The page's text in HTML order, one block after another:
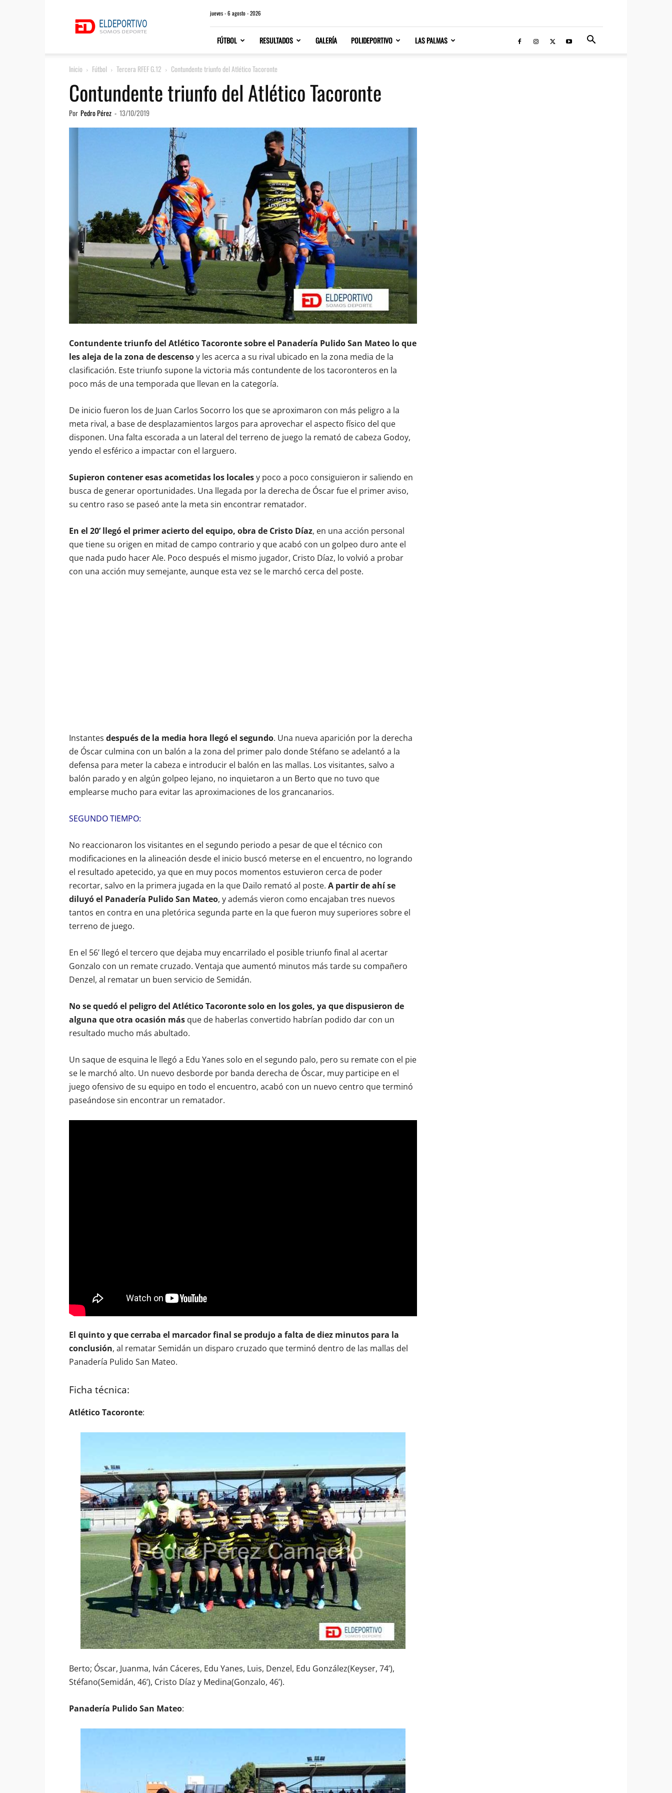
jueves - 6 agosto - 2026
FÚTBOL RESULTADOS GALERÍA POLIDEPORTIVO LAS PALMAS
Inicio Fútbol Tercera RFEF G.12 Contundente triunfo del Atlético Tacoronte
Contundente triunfo del Atlético Tacoronte
Por Pedro Pérez - 13/10/2019
Contundente triunfo del Atlético Tacoronte sobre el Panadería Pulido San Mateo lo que
les aleja de la zona de descensoy les acerca a su rival ubicado en la zona media de la
clasificación. Este triunfo supone la victoria más contundente de los tacoronteros en la
poco más de una temporada que llevan en la categoría.
De inicio fueron los de Juan Carlos Socorro los que se aproximaron con más peligro a la
meta rival, a base de desplazamientos largos para aprovechar el aspecto físico del que
disponen. Una falta escorada a un lateral del terreno de juego la remató de cabeza Godoy,
yendo el esférico a impactar con el larguero.
Supieron contener esas acometidas los localesy poco a poco consiguieron ir saliendo en
busca de generar oportunidades. Una llegada por la derecha de Óscar fue el primer aviso,
su centro raso se paseó ante la meta sin encontrar rematador.
En el 20’ llegó el primer acierto del equipo, obra de Cristo Díaz, en una acción personal
que tiene su origen en mitad de campo contrario y que acabó con un golpeo duro ante el
que nada pudo hacer Ale. Poco después el mismo jugador, Cristo Díaz, lo volvió a probar
con una acción muy semejante, aunque esta vez se le marchó cerca del poste.
Instantes después de la media hora llegó el segundo. Una nueva aparición por la derecha
de Óscar culmina con un balón a la zona del primer palo donde Stéfano se adelantó a la
defensa para meter la cabeza e introducir el balón en las mallas. Los visitantes, salvo a
balón parado y en algún golpeo lejano, no inquietaron a un Berto que no tuvo que
emplearse mucho para evitar las aproximaciones de los grancanarios.
SEGUNDO TIEMPO:
No reaccionaron los visitantes en el segundo periodo a pesar de que el técnico con
modificaciones en la alineación desde el inicio buscó meterse en el encuentro, no logrando
el resultado apetecido, ya que en muy pocos momentos estuvieron cerca de poder
recortar, salvo en la primera jugada en la que Dailo remató al poste. A partir de ahí se
diluyó el Panadería Pulido San Mateo, y además vieron como encajaban tres nuevos
tantos en contra en una pletórica segunda parte en la que fueron muy superiores sobre el
terreno de juego.
En el 56’ llegó el tercero que dejaba muy encarrilado el posible triunfo final al acertar
Gonzalo con un remate cruzado. Ventaja que aumentó minutos más tarde su compañero
Denzel, al rematar un buen servicio de Semidán.
No se quedó el peligro del Atlético Tacoronte solo en los goles, ya que dispusieron de
alguna que otra ocasión más que de haberlas convertido habrían podido dar con un
resultado mucho más abultado.
Un saque de esquina le llegó a Edu Yanes solo en el segundo palo, pero su remate con el pie
se le marchó alto. Un nuevo desborde por banda derecha de Óscar, muy participe en el
juego ofensivo de su equipo en todo el encuentro, acabó con un nuevo centro que terminó
paseándose sin encontrar un rematador.
El quinto y que cerraba el marcador final se produjo a falta de diez minutos para la
conclusión, al rematar Semidán un disparo cruzado que terminó dentro de las mallas del
Panadería Pulido San Mateo.
Ficha técnica:
Atlético Tacoronte:
Berto; Óscar, Juanma, Iván Cáceres, Edu Yanes, Luis, Denzel, Edu González(Keyser, 74’),
Stéfano(Semidán, 46’), Cristo Díaz y Medina(Gonzalo, 46’).
Panadería Pulido San Mateo: